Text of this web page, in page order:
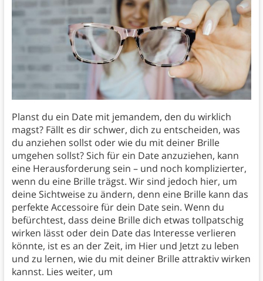
Planst du ein Date mit jemandem, den du wirklich
magst? Fällt es dir schwer, dich zu entscheiden, was
du anziehen sollst oder wie du mit deiner Brille
umgehen sollst? Sich für ein Date anzuziehen, kann
eine Herausforderung sein – und noch komplizierter,
wenn du eine Brille trägst. Wir sind jedoch hier, um
deine Sichtweise zu ändern, denn eine Brille kann das
perfekte Accessoire für dein Date sein. Wenn du
befürchtest, dass deine Brille dich etwas tollpatschig
wirken lässt oder dein Date das Interesse verlieren
könnte, ist es an der Zeit, im Hier und Jetzt zu leben
und zu lernen, wie du mit deiner Brille attraktiv wirken
kannst. Lies weiter, um